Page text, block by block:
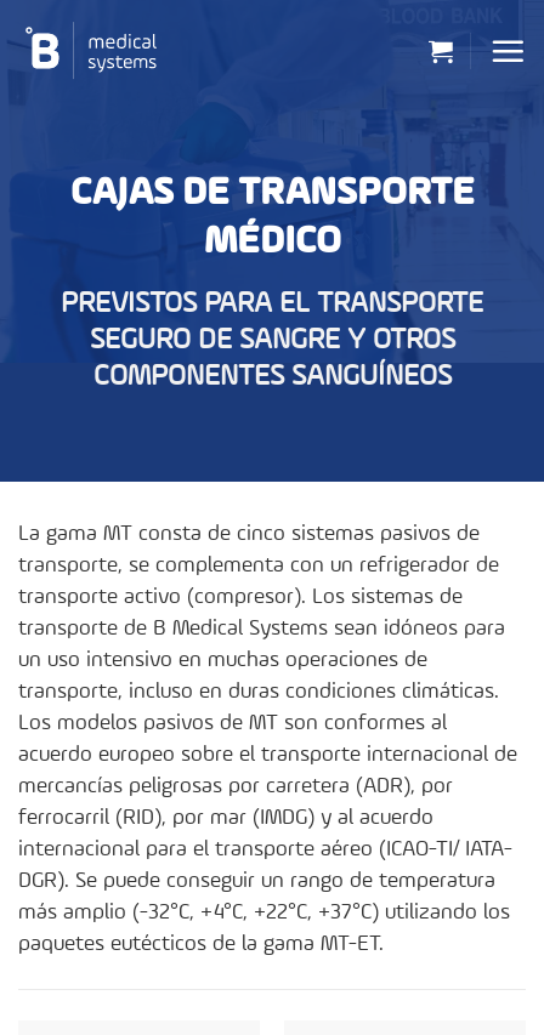
contenido
CAJAS DE TRANSPORTE
MÉDICO
PREVISTOS PARA EL TRANSPORTE
SEGURO DE SANGRE Y OTROS
COMPONENTES SANGUÍNEOS
La gama MT consta de cinco sistemas pasivos de
transporte, se complementa con un refrigerador de
transporte activo (compresor). Los sistemas de
transporte de B Medical Systems sean idóneos para
un uso intensivo en muchas operaciones de
transporte, incluso en duras condiciones climáticas.
Los modelos pasivos de MT son conformes al
acuerdo europeo sobre el transporte internacional de
mercancías peligrosas por carretera (ADR), por
ferrocarril (RID), por mar (IMDG) y al acuerdo
internacional para el transporte aéreo (ICAO-TI/ IATA-
DGR). Se puede conseguir un rango de temperatura
más amplio (-32°C, +4°C, +22°C, +37°C) utilizando los
paquetes eutécticos de la gama MT-ET.